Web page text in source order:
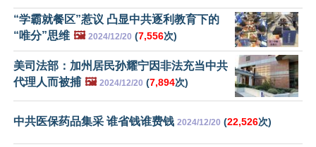
“学霸就餐区”惹议 凸显中共逐利教育下的
“唯分”思维 🖼️ 2024/12/20 (7,556次)
美司法部：加州居民孙耀宁因非法充当中共
代理人而被捕 🖼️ 2024/12/20 (7,894次)
中共医保药品集采 谁省钱谁费钱 2024/12/20 (22,526次)